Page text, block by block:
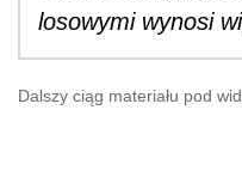
losowymi wynosi
Dalszy ciąg materiału pod